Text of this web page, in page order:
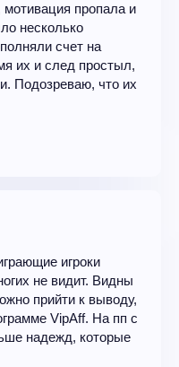
мотивация пропала и
несколько
счет на
их и след простыл,
Подозреваю, что их
игроки
не видит. Видны
прийти к выводу,
VipAff. На пп с
надежд, которые